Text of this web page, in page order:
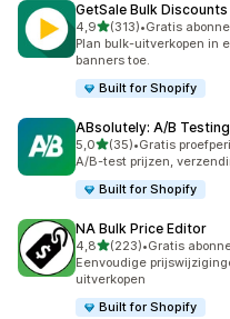
GetSale Bulk Discounts
4,9van 5 sterren
(313)
313 recensies in totaal
•Gratis
Plan bulk-uitverkopen in
banners toe.
Built for Shopify
ABsolutely: A/B Testing
5,0van 5 sterren
(35)
35 recensies in totaal
•Gratis
A/B-test prijzen,
Built for Shopify
NA Bulk Price Editor
4,8van 5 sterren
(223)
223 recensies in totaal
•Gratis
Eenvoudige
uitverkopen
Built for Shopify